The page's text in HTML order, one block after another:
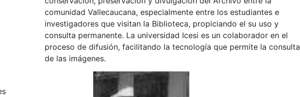
comunidad Vallecaucana, especialmente entre los estudiantes e
investigadores que visitan la Biblioteca, propiciando el su uso y
consulta permanente. La universidad Icesi es un colaborador en el
proceso de difusión, facilitando la tecnología que permite la consulta
de las imágenes.